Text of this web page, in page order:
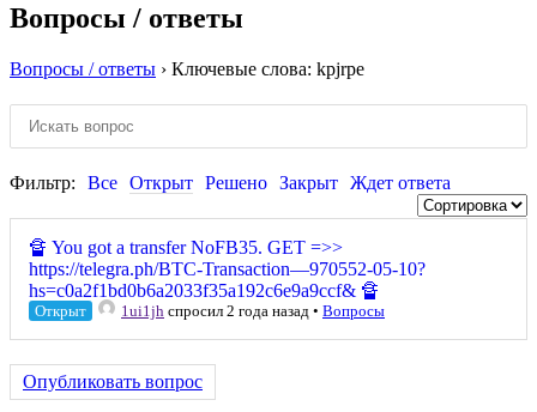
Вопросы / ответы
Вопросы / ответы › Ключевые слова: kpjrpe
Фильтр: Все Открыт Решено Закрыт Ждет ответа
🔏 You got a transfer NoFB35. GET =>>
https://telegra.ph/BTC-Transaction—970552-05-10?
hs=c0a2f1bd0b6a2033f35a192c6e9a9ccf& 🔏
Открыт 1ui1jh спросил 2 года назад • Вопросы
Опубликовать вопрос